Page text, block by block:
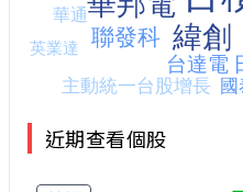
近期查看個股